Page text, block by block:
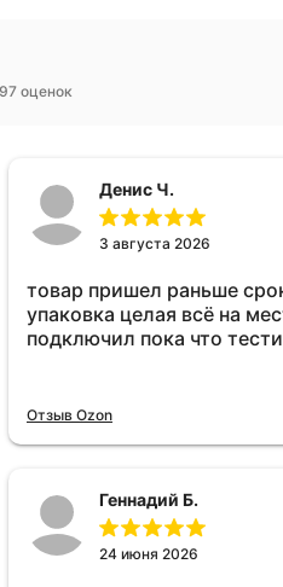
оценок
Денис Ч.
3 августа 2026
товар пришел раньше
упаковка целая всё на
подключил пока что
Отзыв Ozon
Геннадий Б.
24 июня 2026